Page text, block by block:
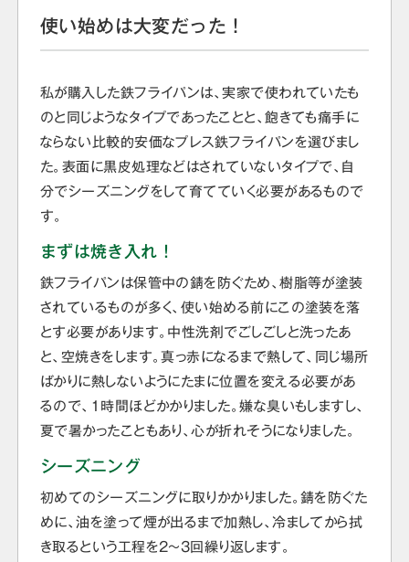
使い始めは大変だった！
私が購入した鉄フライパンは、実家で使われていたも
のと同じようなタイプであったことと、飽きても痛手に
ならない比較的安価なプレス鉄フライパンを選びまし
た。表面に黒皮処理などはされていないタイプで、自
分でシーズニングをして育てていく必要があるもので
す。
まずは焼き入れ！
鉄フライパンは保管中の錆を防ぐため、樹脂等が塗装
されているものが多く、使い始める前にこの塗装を落
とす必要があります。中性洗剤でごしごしと洗ったあ
と、空焼きをします。真っ赤になるまで熱して、同じ場所
ばかりに熱しないようにたまに位置を変える必要があ
るので、１時間ほどかかりました。嫌な臭いもしますし、
夏で暑かったこともあり、心が折れそうになりました。
シーズニング
初めてのシーズニングに取りかかりました。錆を防ぐた
めに、油を塗って煙が出るまで加熱し、冷ましてから拭
き取るという工程を2〜3回繰り返します。